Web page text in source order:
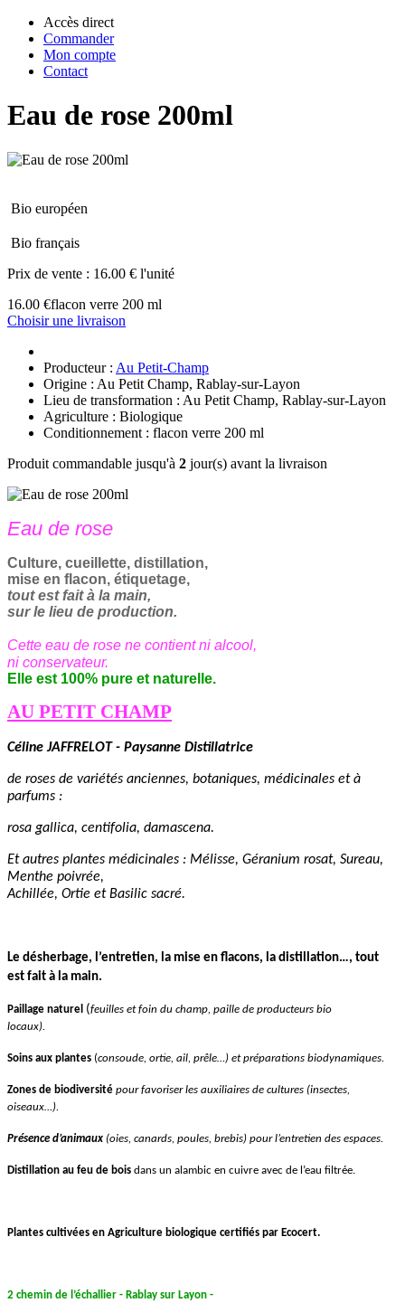
Accès direct
Commander
Mon compte
Contact
Eau de rose 200ml
Bio européen
Bio français
Prix de vente : 16.00 € l'unité
16.00 €flacon verre 200 ml
Choisir une livraison
Producteur : Au Petit-Champ
Origine : Au Petit Champ, Rablay-sur-Layon
Lieu de transformation : Au Petit Champ, Rablay-sur-Layon
Agriculture : Biologique
Conditionnement : flacon verre 200 ml
Produit commandable jusqu'à 2 jour(s) avant la livraison
Eau de rose
Culture, cueillette, distillation,
mise en flacon, étiquetage,
tout est fait à la main,
sur le lieu de production.
Cette eau de rose ne contient ni alcool,
ni conservateur.
Elle est 100% pure et naturelle.
AU PETIT CHAMP
Céline JAFFRELOT - Paysanne Distillatrice
de roses de variétés anciennes, botaniques, médicinales et à
parfums :
rosa gallica, centifolia, damascena.
Et autres plantes médicinales : Mélisse, Géranium rosat, Sureau,
Menthe poivrée,
Achillée, Ortie etBasilic sacré.
Le désherbage, l’entretien, la mise en flacons, la distillation…, tout
est fait à la main.
Paillage naturel (feuilles et foin du champ, paille de producteurs bio
locaux).
Soins aux plantes (consoude, ortie, ail, prêle…) etpréparations biodynamiques.
Zones de biodiversité pour favoriser les auxiliaires de cultures (insectes,
oiseaux…).
Présence d’animaux (oies, canards, poules, brebis) pour l’entretien des espaces.
Distillation au feu de bois dans un alambic en cuivre avec de l’eau filtrée.
Plantes cultivées en Agriculture biologique certifiés par Ecocert.
2 chemin de l’échallier - Rablay sur Layon -